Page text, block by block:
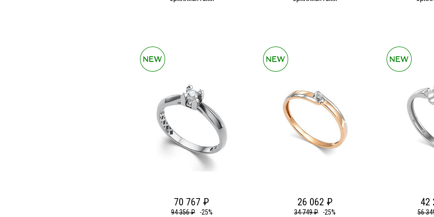
70 767 ₽
94 356 ₽ -25%
26 062 ₽
34 749 ₽ -25%
42
56